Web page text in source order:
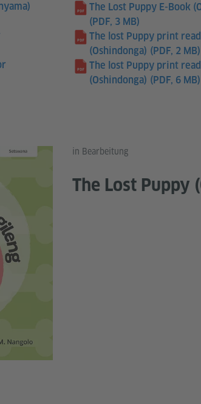
The Lost Puppy E-Book
(PDF, 3 MB)
The lost Puppy print
(Oshindonga) (PDF, 2 MB)
The lost Puppy print
(Oshindonga) (PDF, 6 MB)
in Bearbeitung
The Lost Puppy